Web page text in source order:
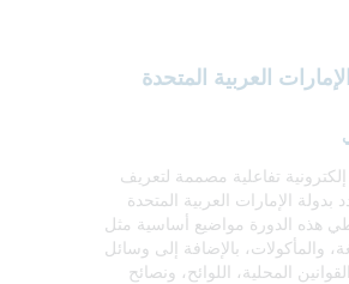
العربية المتحدة
إلكترونية تفاعلية مصممة لتعريف
بدولة الإمارات العربية المتحدة
هذه الدورة مواضيع أساسية مثل
والمأكولات، بالإضافة إلى وسائل
المحلية، اللوائح، ونصائح